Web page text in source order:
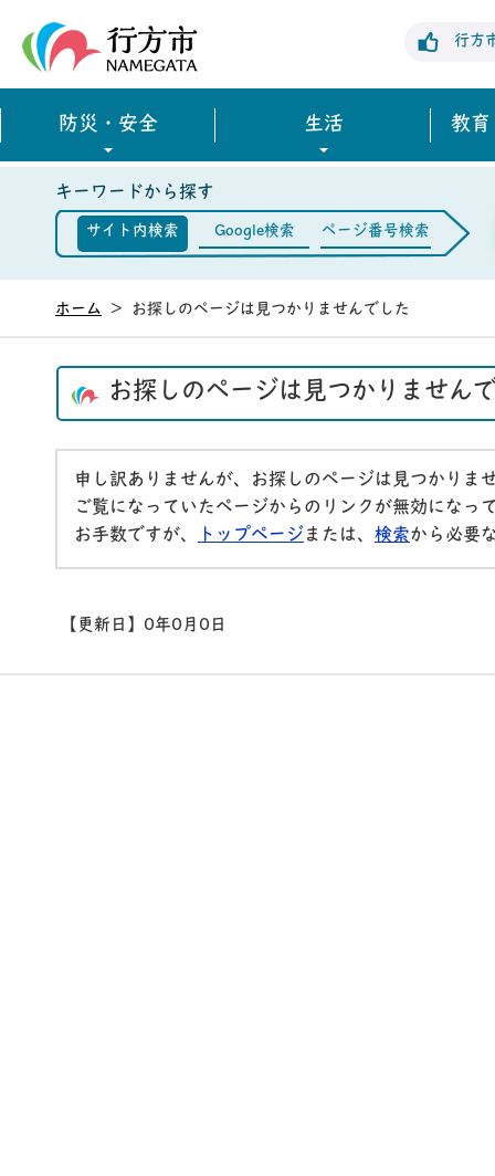
行方
防災・安全 生活 教育
キーワードから探す
サイト内検索 Google検索 ページ番号検索
ホーム > お探しのページは見つかりませんでした
お探しのページは見つかりません
申し訳ありませんが、お探しのページは見つかりま
ご覧になっていたページからのリンクが無効にな
お手数ですが、
トップページ または、 検索から必要
【更新日】 0年0月0日